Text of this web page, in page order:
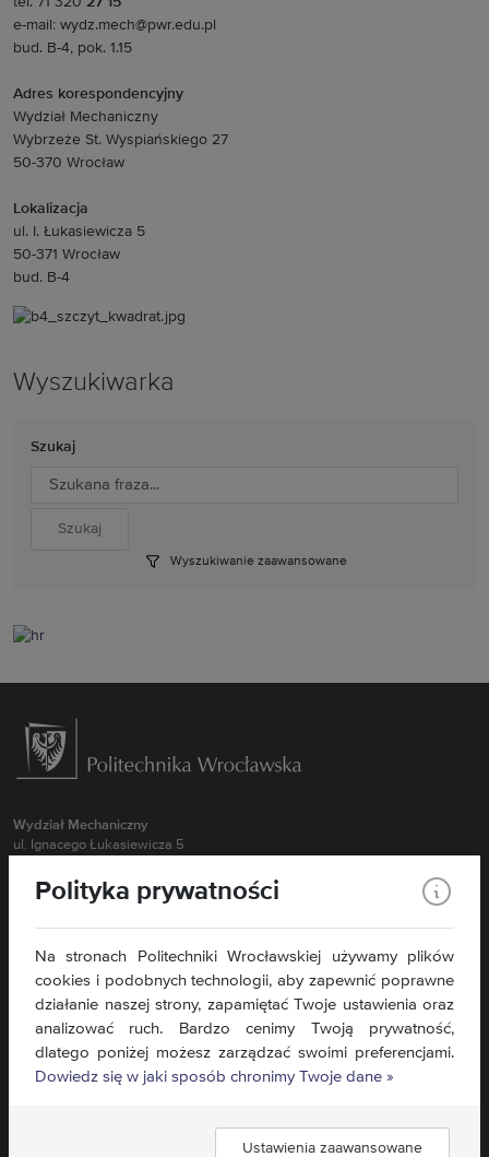
e-mail: wydz.mech@pwr.edu.pl
bud. B-4, pok. 1.15
Adres korespondencyjny
Wydział Mechaniczny
Wybrzeże St. Wyspiańskiego 27
50-370 Wrocław
Lokalizacja
ul. I. Łukasiewicza 5
50-371 Wrocław
bud. B-4
Wyszukiwarka
Szukaj
Wyszukiwanie zaawansowane
Wydział Mechaniczny
ul. Ignacego Łukasiewicza 5
Obsługa Studentów Stacjonarnych 71 320 27 55 (MBM, BI, NIS oraz
Obsługa Studentów Stacjonarnych 71 320 43 94 ( MTR, RiAP)
Obsługa Studentów Stacjonarnych 71 320 35 98 ( ZIP, TRN)
Obsługa Studentów Niestacjonarnych 71 320 27 57
Sekretariat dla Pracowników 71 320 27 15
Mapa serwisu »
Polityka prywatności
Na stronach Politechniki Wrocławskiej używamy plików
cookies i podobnych technologii, aby zapewnić poprawne
działanie naszej strony, zapamiętać Twoje ustawienia oraz
analizować ruch. Bardzo cenimy Twoją prywatność,
dlatego poniżej możesz zarządzać swoimi preferencjami.
Dowiedz się w jaki sposób chronimy Twoje dane »
Ustawienia zaawansowane